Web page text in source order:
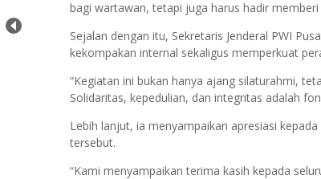
bagi wartawan, tetapi juga harus hadir
Sejalan dengan itu, Sekretaris Jenderal PWI
kekompakan internal sekaligus memperkuat
“Kegiatan ini bukan hanya ajang silaturahmi,
Solidaritas, kepedulian, dan integritas adalah
Lebih lanjut, ia menyampaikan apresiasi
tersebut.
“Kami menyampaikan terima kasih kepada